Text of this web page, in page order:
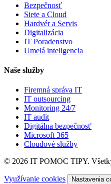
Bezpečnosť
Siete a Cloud
Hardvér a Servis
Digitalizácia
IT Poradenstvo
Umelá inteligencia
Naše služby
Firemná správa IT
IT outsourcing
Monitoring 24/7
IT audit
Digitálna bezpečnosť
Microsoft 365
Cloudové služby
© 2026 IT POMOC TIPY.
Využívanie cookies Nastavenia